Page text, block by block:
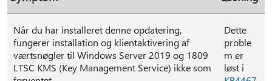
Når du har installeret denne opdatering,
fungerer installation og klientaktivering af
værtsnøgler til Windows Server 2019 og 1809
LTSC KMS (Key Management Service) ikke som
Dette
proble
m er
løst i